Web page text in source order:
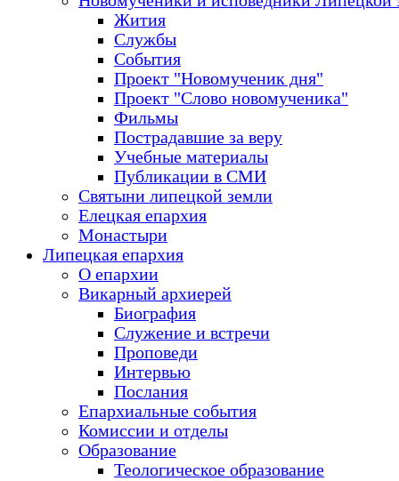
Жития
Службы
События
Проект "Новомученик дня"
Проект "Слово новомученика"
Фильмы
Пострадавшие за веру
Учебные материалы
Публикации в СМИ
Святыни липецкой земли
Елецкая епархия
Монастыри
Липецкая епархия
О епархии
Викарный архиерей
Биография
Служение и встречи
Проповеди
Интервью
Послания
Епархиальные события
Комиссии и отделы
Образование
Теологическое образование